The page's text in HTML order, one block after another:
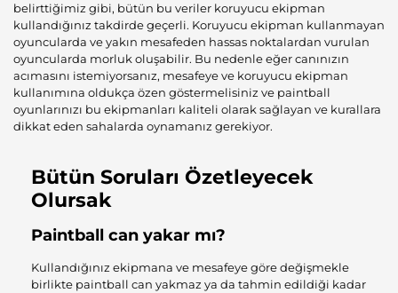
belirttiğimiz gibi, bütün bu veriler koruyucu ekipman
kullandığınız takdirde geçerli. Koruyucu ekipman kullanmayan
oyuncularda ve yakın mesafeden hassas noktalardan vurulan
oyuncularda morluk oluşabilir. Bu nedenle eğer canınızın
acımasını istemiyorsanız, mesafeye ve koruyucu ekipman
kullanımına oldukça özen göstermelisiniz ve paintball
oyunlarınızı bu ekipmanları kaliteli olarak sağlayan ve kurallara
dikkat eden sahalarda oynamanız gerekiyor.
Bütün Soruları Özetleyecek
Olursak
Paintball can yakar mı?
Kullandığınız ekipmana ve mesafeye göre değişmekle
birlikte paintball can yakmaz ya da tahmin edildiği kadar